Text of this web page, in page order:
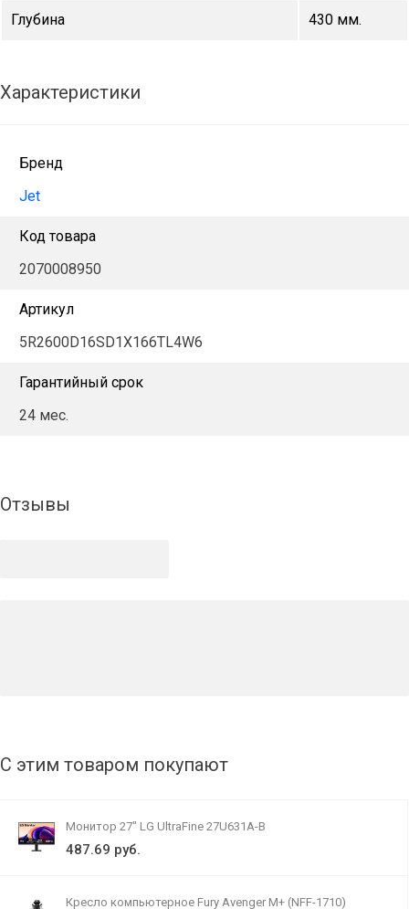
Глубина 430 мм.
Характеристики
Бренд
Jet
Код товара
2070008950
Артикул
5R2600D16SD1X166TL4W6
Гарантийный срок
24 мес.
Отзывы
С этим товаром покупают
Монитор 27" LG UltraFine 27U631A-B
487.69 руб.
Кресло компьютерное Fury Avenger M+ (NFF-1710)